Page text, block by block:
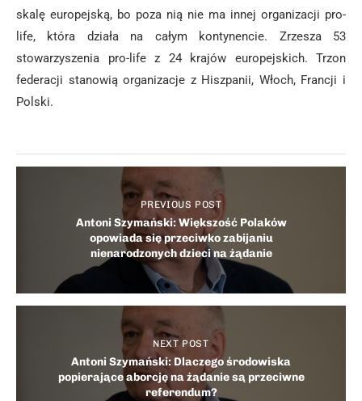
skalę europejską, bo poza nią nie ma innej organizacji pro-
life, która działa na całym kontynencie. Zrzesza 53
stowarzyszenia pro-life z 24 krajów europejskich. Trzon
federacji stanowią organizacje z Hiszpanii, Włoch, Francji i
Polski.
PREVIOUS POST
Antoni Szymański: Większość Polaków
opowiada się przeciwko zabijaniu
nienarodzonych dzieci na żądanie
NEXT POST
Antoni Szymański: Dlaczego środowiska
popierające aborcję na żądanie są przeciwne
referendum?